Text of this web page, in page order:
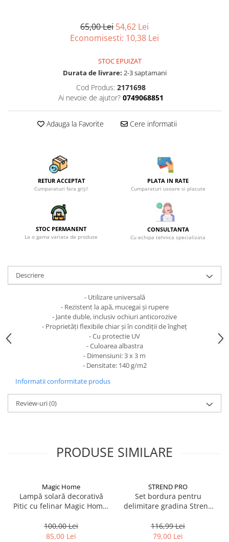
Suruburi, dibluri si accesorii
Panouri si elemente gard
Pentru toate suprafetele
Solutii pentru suprafetele din lemn
Solutii profesionale pentru
Solutii professionale pentru
spalatorii auto
65,00 Lei 54,62 Lei
Economisesti: 10,38 Lei
STOC EPUIZAT
Durata de livrare: 2-3 saptamani
Cod Produs: 2171698
Ai nevoie de ajutor? 0749068851
Adauga la Favorite Cere informatii
RETUR ACCEPTAT
Cumparaturi fara griji!
PLATA IN RATE
Cumparaturi usoare si placute
STOC PERMANENT
La o gama variata de produse
CONSULTANTA
Cu echipa tehnica specializata
Descriere
- Utilizare universală
- Rezistent la apă, mucegai și rupere
- Jante duble, inclusiv ochiuri anticorozive
- Proprietăți flexibile chiar și în condiții de îngheț
- Cu protectie UV
- Culoarea albastra
- Dimensiuni: 3 x 3 m
- Densitate: 140 g/m2
Informatii conformitate produs
Review-uri(0)
PRODUSE SIMILARE
Magic Home
Lampă solară decorativă
Pitic cu felinar Magic Home,
pentru grădină și curte
100,00 Lei
85,00 Lei
STREND PRO
Set bordura pentru
delimitare gradina Strend
lungime totala 4.8 m
116,99 Lei
79,00 Lei